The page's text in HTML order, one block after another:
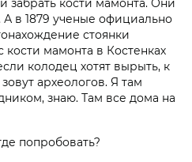
забрать кости мамонта. Они
в 1879 ученые официально
стоянки
мамонта в Костенках
колодец хотят вырыть, к
археологов. Я там
знаю. Там все дома на
попробовать?